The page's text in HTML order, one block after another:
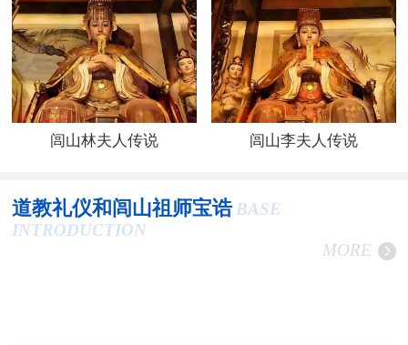
闾山林夫人传说 闾山李夫人传说
道教礼仪和闾山祖师宝诰 BASE
INTRODUCTION
MORE